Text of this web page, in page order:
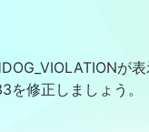
が表
修正しましょう。